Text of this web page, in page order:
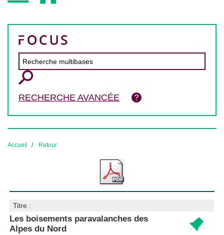
RECHERCHE AVANCÉE
Accueil Retour
Titre :
Les boisements paravalanches des
Alpes du Nord